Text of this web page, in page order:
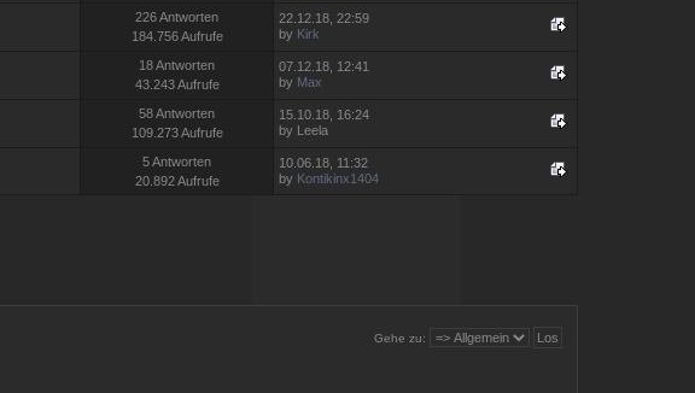
226 Antworten
184.756 Aufrufe
22.12.18, 22:59
by Kirk
18 Antworten
43.243 Aufrufe
07.12.18, 12:41
by Max
58 Antworten
109.273 Aufrufe
15.10.18, 16:24
by Leela
5 Antworten
20.892 Aufrufe
10.06.18, 11:32
by Kontikinx1404
Gehe zu: